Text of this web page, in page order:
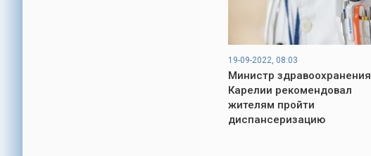
19-09-2022, 08:03
Министр здравоохранения
Карелии рекомендовал
жителям пройти
диспансеризацию